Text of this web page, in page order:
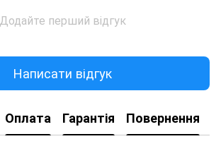
Додайте перший відгук
Написати відгук
Оплата Гарантія Повернення